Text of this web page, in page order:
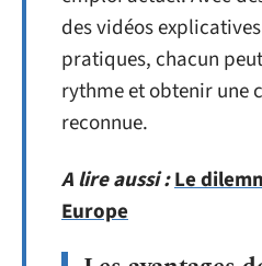
des vidéos
pratiques, chacun
rythme et obtenir une
reconnue.
A lire aussi :Le
Europe